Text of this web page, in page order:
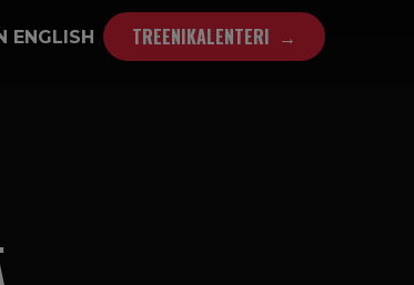
ENGLISH TREENIKALENTERI